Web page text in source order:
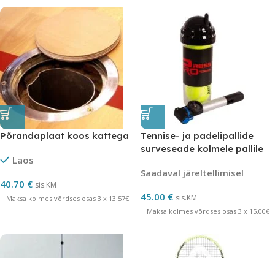
Põrandaplaat koos kattega
Laos
40.70 € sis.KM
Maksa kolmes võrdses osas 3 x 13.57€
Tennise- ja padelipallide
surveseade kolmele pallile
Saadaval järeltellimisel
45.00 € sis.KM
Maksa kolmes võrdses osas 3 x 15.00€